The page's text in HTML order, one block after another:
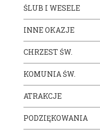
ŚLUB I WESELE
INNE OKAZJE
CHRZEST ŚW.
KOMUNIA ŚW.
ATRAKCJE
PODZIĘKOWANIA